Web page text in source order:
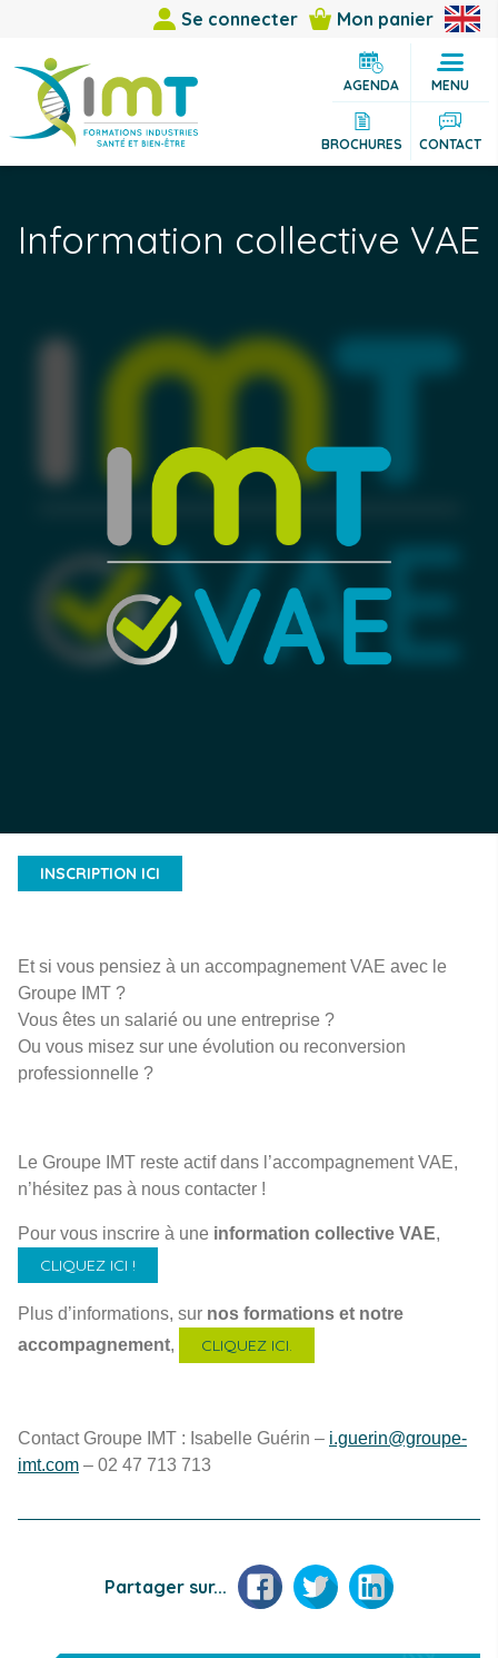
Se connecter Mon panier
MENU
AGENDA
BROCHURES CONTACT
Information collective VAE
INSCRIPTION ICI
Et si vous pensiez à un accompagnement VAE avec le
Groupe IMT ?
Vous êtes un salarié ou une entreprise ?
Ou vous misez sur une évolution ou reconversion
professionnelle ?
Le Groupe IMT reste actif dans l’accompagnement VAE,
n’hésitez pas à nous contacter !
Pour vous inscrire à une information collective VAE,
CLIQUEZ ICI !
Plus d’informations, sur nos formations et notre
accompagnement, CLIQUEZ ICI.
Contact Groupe IMT : Isabelle Guérin – i.guerin@groupe-
imt.com – 02 47 713 713
Partager sur... FacebookTwitter LinkedIn